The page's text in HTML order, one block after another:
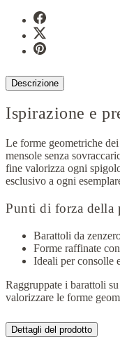
Descrizione
Ispirazione e
Le forme geometriche
mensole senza
fine valorizza ogni
esclusivo a ogni
Punti di forza della
Barattoli da
Forme raffinate
Ideali per consolle
Raggruppate i barattoli
valorizzare le forme
Dettagli del prodotto